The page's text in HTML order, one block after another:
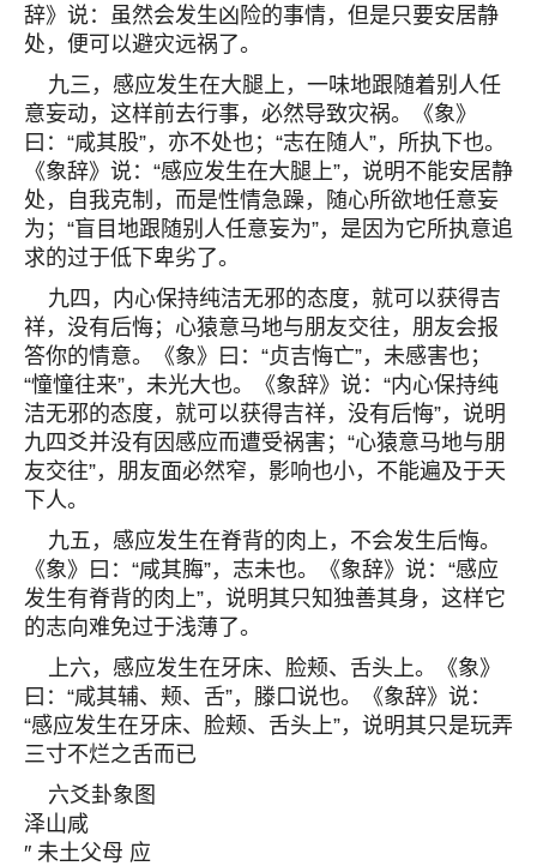
辞》说：虽然会发生凶险的事情，但是只要安居静
处，便可以避灾远祸了。
九三，感应发生在大腿上，一味地跟随着别人任
意妄动，这样前去行事，必然导致灾祸。《象》
曰：“咸其股”，亦不处也；“志在随人”，所执下也。
《象辞》说：“感应发生在大腿上”，说明不能安居静
处，自我克制，而是性情急躁，随心所欲地任意妄
为；“盲目地跟随别人任意妄为”，是因为它所执意追
求的过于低下卑劣了。
九四，内心保持纯洁无邪的态度，就可以获得吉
祥，没有后悔；心猿意马地与朋友交往，朋友会报
答你的情意。《象》曰：“贞吉悔亡”，未感害也；
“憧憧往来”，未光大也。《象辞》说：“内心保持纯
洁无邪的态度，就可以获得吉祥，没有后悔”，说明
九四爻并没有因感应而遭受祸害；“心猿意马地与朋
友交往”，朋友面必然窄，影响也小，不能遍及于天
下人。
九五，感应发生在脊背的肉上，不会发生后悔。
《象》曰：“咸其脢”，志未也。《象辞》说：“感应
发生有脊背的肉上”，说明其只知独善其身，这样它
的志向难免过于浅薄了。
上六，感应发生在牙床、脸颊、舌头上。《象》
曰：“咸其辅、颊、舌”，滕口说也。《象辞》说：
“感应发生在牙床、脸颊、舌头上”，说明其只是玩弄
三寸不烂之舌而已
六爻卦象图
泽山咸
″ 未土父母 应